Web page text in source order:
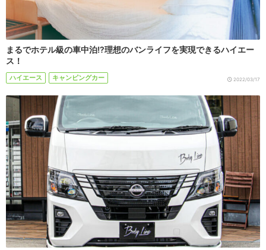
まるでホテル級の車中泊!?理想のバンライフを実現できるハイエー
ス！
ハイエース キャンピングカー 2022/03/17